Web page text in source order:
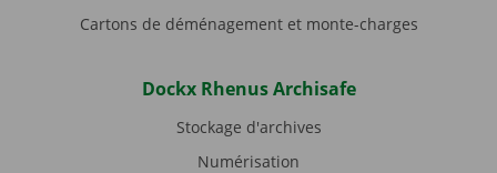
Cartons de déménagement et monte-charges
Dockx Rhenus Archisafe
Stockage d'archives
Numérisation